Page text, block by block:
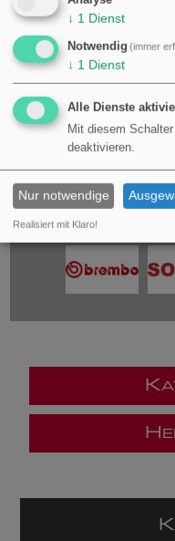
K
H
K
↓ 1 Dienst
Notwendig (immer
↓ 1 Dienst
Alle Dienste
Mit diesem
deaktivieren.
Nur notwendige
Realisiert mit Klaro!